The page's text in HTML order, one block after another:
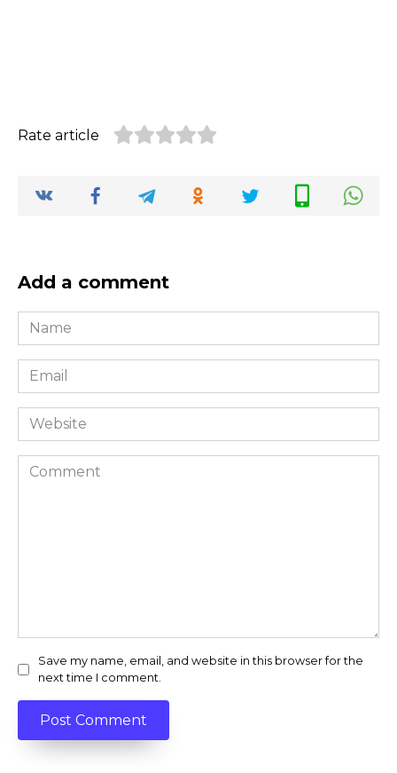
Rate article
Add a comment
Name
*
Email
*
Website
Comment
Save my name, email, and website in this browser for the
next time I comment.